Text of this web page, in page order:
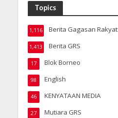
Topics
Berita Gagasan Rakyat
1,116
Berita GRS
1,413
Blok Borneo
17
English
98
KENYATAAN MEDIA
46
Mutiara GRS
27